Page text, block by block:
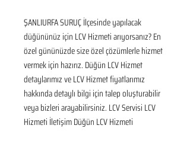
ŞANLIURFA SURUÇ İlçesinde yapılacak
düğününüz için LCV Hizmeti arıyorsanız? En
özel gününüzde size özel çözümlerle hizmet
vermek için hazırız. Düğün LCV Hizmet
detaylarımız ve LCV Hizmet fiyatlarımız
hakkında detaylı bilgi için talep oluşturabilir
veya bizleri arayabilirsiniz. LCV Servisi LCV
Hizmeti İletişim Düğün LCV Hizmeti